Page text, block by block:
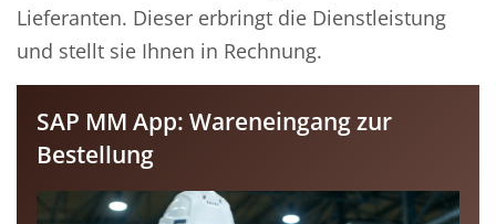
Lieferanten. Dieser erbringt die Dienstleistung
und stellt sie Ihnen in Rechnung.
SAP MM App: Wareneingang zur
Bestellung